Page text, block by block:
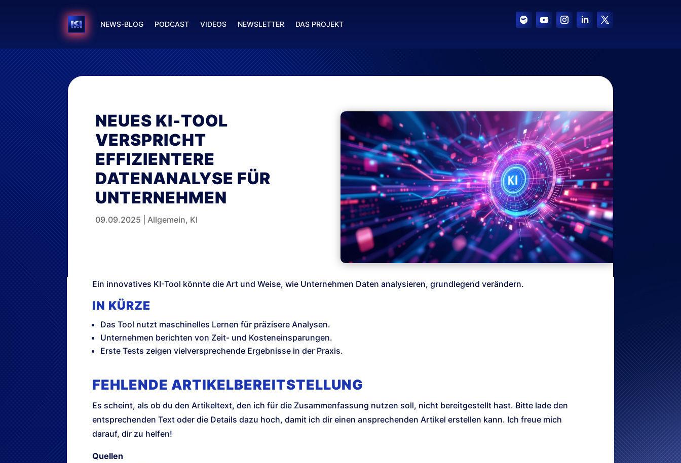
NEWS-BLOG PODCAST VIDEOS NEWSLETTER DAS PROJEKT
NEUES KI-TOOL
VERSPRICHT
EFFIZIENTERE
DATENANALYSE FÜR
UNTERNEHMEN
09.09.2025 Allgemein, KI
Ein innovatives KI-Tool könnte die Art und Weise, wie Unternehmen Daten analysieren, grundlegend verändern.
IN KÜRZE
Das Tool nutzt maschinelles Lernen für präzisere Analysen.
Unternehmen berichten von Zeit- und Kosteneinsparungen.
Erste Tests zeigen vielversprechende Ergebnisse in der Praxis.
FEHLENDE ARTIKELBEREITSTELLUNG
Es scheint, als ob du den Artikeltext, den ich für die Zusammenfassung nutzen soll, nicht bereitgestellt hast. Bitte lade den
entsprechenden Text oder die Details dazu hoch, damit ich dir einen ansprechenden Artikel erstellen kann. Ich freue mich
darauf, dir zu helfen!
Quellen